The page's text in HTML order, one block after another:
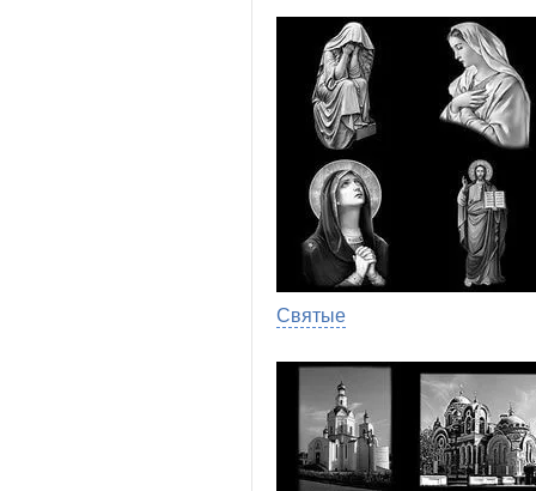
Святые